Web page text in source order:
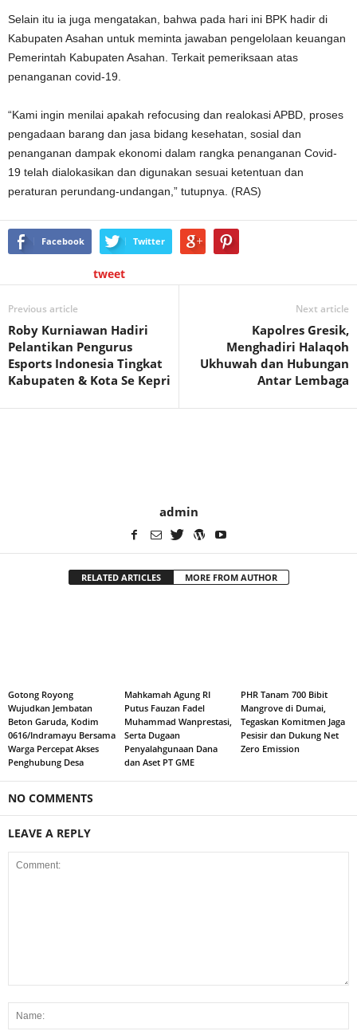
Selain itu ia juga mengatakan, bahwa pada hari ini BPK hadir di
Kabupaten Asahan untuk meminta jawaban pengelolaan keuangan
Pemerintah Kabupaten Asahan. Terkait pemeriksaan atas
penanganan covid-19.
“Kami ingin menilai apakah refocusing dan realokasi APBD, proses
pengadaan barang dan jasa bidang kesehatan, sosial dan
penanganan dampak ekonomi dalam rangka penanganan Covid-
19 telah dialokasikan dan digunakan sesuai ketentuan dan
peraturan perundang-undangan,” tutupnya. (RAS)
Facebook Twitter
tweet
Previous article
Roby Kurniawan Hadiri
Pelantikan Pengurus
Esports Indonesia Tingkat
Kabupaten & Kota Se Kepri
Next article
Kapolres Gresik,
Menghadiri Halaqoh
Ukhuwah dan Hubungan
Antar Lembaga
admin
RELATED ARTICLES MORE FROM AUTHOR
Gotong Royong
Wujudkan Jembatan
Beton Garuda, Kodim
0616/Indramayu Bersama
Warga Percepat Akses
Penghubung Desa
Mahkamah Agung RI
Putus Fauzan Fadel
Muhammad Wanprestasi,
Serta Dugaan
Penyalahgunaan Dana
dan Aset PT GME
PHR Tanam 700 Bibit
Mangrove di Dumai,
Tegaskan Komitmen Jaga
Pesisir dan Dukung Net
Zero Emission
NO COMMENTS
LEAVE A REPLY